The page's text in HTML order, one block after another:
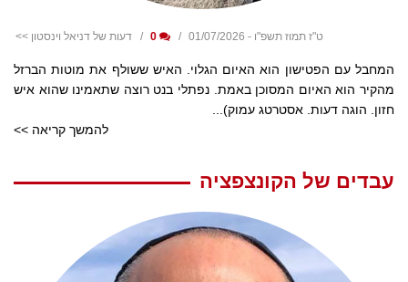
ט"ז תמוז תשפ"ו - 01/07/2026 דעות של דניאל וינסטון >>
המחבל עם הפטישון הוא האיום הגלוי. האיש ששולף את מוטות הברזל
מהקיר הוא האיום המסוכן באמת. נפתלי בנט רוצה שתאמינו שהוא איש
חזון. הוגה דעות. אסטרטג עמוק)...
להמשך קריאה >>
עבדים של הקונצפציה